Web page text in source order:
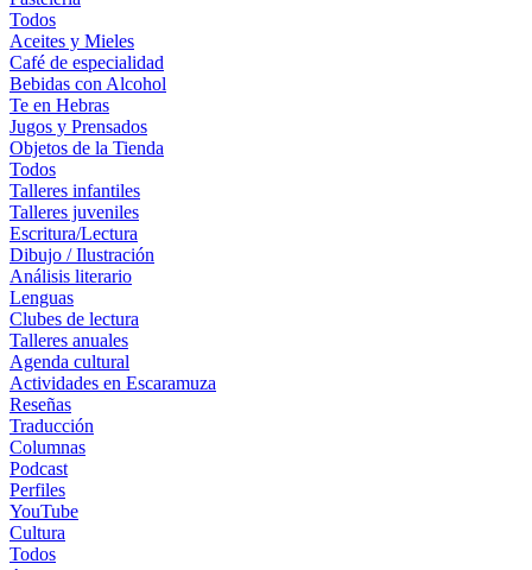
Todos
Aceites y Mieles
Café de especialidad
Bebidas con Alcohol
Te en Hebras
Jugos y Prensados
Objetos de la Tienda
Todos
Talleres infantiles
Talleres juveniles
Escritura/Lectura
Dibujo / Ilustración
Análisis literario
Lenguas
Clubes de lectura
Talleres anuales
Agenda cultural
Actividades en Escaramuza
Reseñas
Traducción
Columnas
Podcast
Perfiles
YouTube
Cultura
Todos